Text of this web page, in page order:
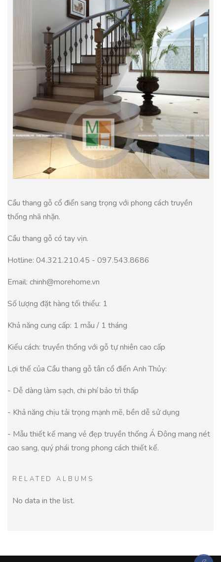
Cầu thang gỗ cổ điển sang trọng với phong cách truyền
thống nhã nhặn.
Cầu thang gỗ có tay vịn.
Hotline: 04.321.210.45 - 097.543.8686
Email: chinh@morehome.vn
Số lượng đặt hàng tối thiểu: 1
Khả năng cung cấp: 1 mẫu / 1 tháng
Kiểu cách: truyền thống với gỗ tự nhiên cao cấp
Lợi thế của Cầu thang gỗ tân cổ điển Anh Thủy:
- Dễ dàng làm sạch, chi phí bảo trì thấp
- Khả năng chịu tải trọng mạnh mẽ, bền dễ sử dụng
- Mẫu thiết kế mang vẻ đẹp truyền thống Á Đông mang nét
cao sang, quý phái trong phong cách thiết kế.
RELATED ALBUMS
No data in the list.